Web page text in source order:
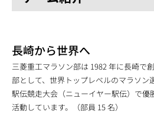
長崎から世界へ
三菱重工マラソン部は 1982 年に長崎で
部として、世界トップレベルのマラソン
駅伝競走大会（ニューイヤー駅伝）で優
活動しています。（部員 15 名）